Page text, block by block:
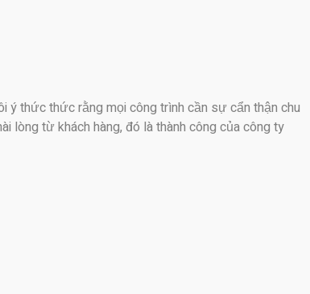
ý thức thức rằng mọi công trình cần sự cẩn thận chu
lòng từ khách hàng, đó là thành công của công ty